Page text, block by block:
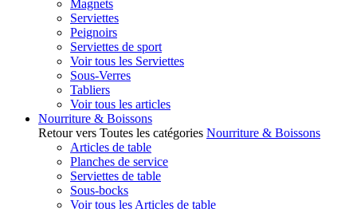
Magnets
Serviettes
Peignoirs
Serviettes de sport
Voir tous les Serviettes
Sous-Verres
Tabliers
Voir tous les articles
Nourriture & Boissons
Retour vers Toutes les catégories Nourriture & Boissons
Articles de table
Planches de service
Serviettes de table
Sous-bocks
Voir tous les Articles de table